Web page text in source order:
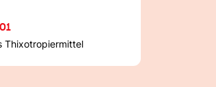
Thixotropiermittel